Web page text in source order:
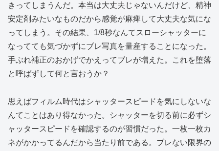
きってしまうんだ。本当は大丈夫じゃないんだけど、精神
安定剤みたいなものだから感覚が麻痺して大丈夫な気にな
ってしまう。その結果、1/8秒なんてスローシャッターに
なってても気づかずにブレ写真を量産することになった。
手ぶれ補正のおかげでかえってブレが増えた。これを堕落
と呼ばずして何と言おうか？
思えばフィルム時代はシャッタースピードを気にしないな
んてことはあり得なかった。シャッターを切る前に必ずシ
ャッタースピードを確認するのが習慣だった。一枚一枚カ
ネがかかってるんだから当たり前である。ブレない限界の